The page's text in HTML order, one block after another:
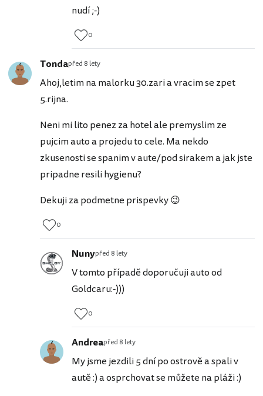
nudí ;-)
0
Tondapřed 8 lety
Ahoj,letim na malorku 30.zari a vracim se zpet
5.rijna.
Neni mi lito penez za hotel ale premyslim ze
pujcim auto a projedu to cele. Ma nekdo
zkusenosti se spanim v aute/pod sirakem a jak jste
pripadne resili hygienu?
Dekuji za podmetne prispevky 😉
0
Nunypřed 8 lety
V tomto případě doporučuji auto od
Goldcaru:-)))
0
Andreapřed 8 lety
My jsme jezdili 5 dní po ostrově a spali v
autě :) a osprchovat se můžete na pláži :)